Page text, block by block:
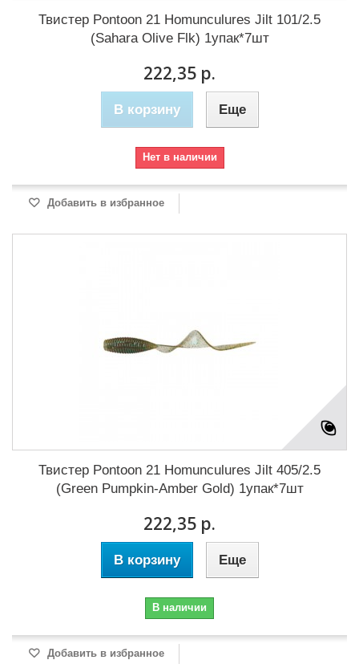
Твистер Pontoon 21 Homunculures Jilt 101/2.5
(Sahara Olive Flk) 1упак*7шт
222,35 р.
В корзину Еще
Нет в наличии
Добавить в избранное
Твистер Pontoon 21 Homunculures Jilt 405/2.5
(Green Pumpkin-Amber Gold) 1упак*7шт
222,35 р.
В корзину Еще
В наличии
Добавить в избранное